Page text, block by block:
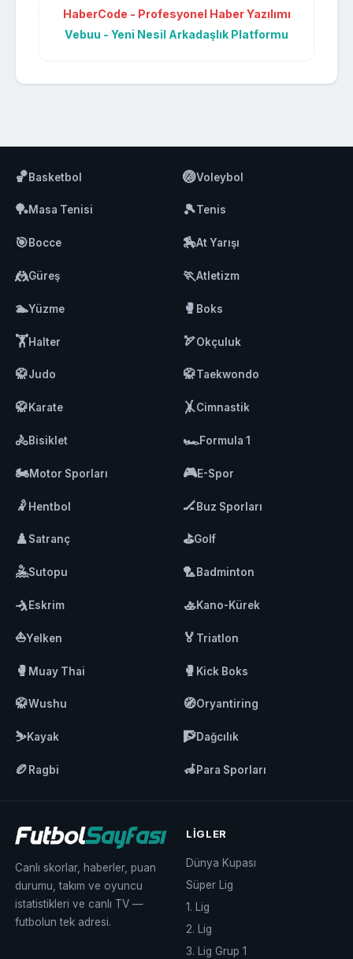
HaberCode - Profesyonel Haber Yazılımı
Vebuu - Yeni Nesil Arkadaşlık Platformu
🏀Basketbol 🏐Voleybol
🏓Masa Tenisi 🎾Tenis
🎯Bocce 🏇At Yarışı
🤼Güreş 🏃Atletizm
🏊Yüzme 🥊 Boks
🏋️Halter 🏹Okçuluk
🥋Judo 🥋Taekwondo
🥋Karate 🤸Cimnastik
🚴Bisiklet 🏎️Formula 1
🏍️Motor Sporları 🎮E-Spor
🤾 Hentbol 🏒Buz Sporları
♟️Satranç ⛳Golf
🤽Sutopu 🏸Badminton
🤺Eskrim 🚣Kano-Kürek
⛵Yelken 🏅 Triatlon
🥊 Muay Thai 🥊 Kick Boks
🥋Wushu 🧭Oryantiring
⛷️Kayak 🧗Dağcılık
🏉 Ragbi 🦽Para Sporları
Canlı skorlar, haberler, puan
durumu, takım ve oyuncu
istatistikleri ve canlı TV —
futbolun tek adresi.
LIGLER
Dünya Kupası
Süper Lig
1. Lig
2. Lig
3. Lig Grup 1